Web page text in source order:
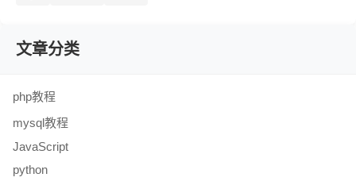
文章分类
php教程
mysql教程
JavaScript
python